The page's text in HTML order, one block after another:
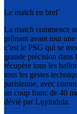
Le match en bref
La match commence
prônant avant tout
c’est le PSG qui se
grande précision dans
récupère tous les
tous les gestes
parisienne, avec
un coup franc de 40
dévié par Luyindula.